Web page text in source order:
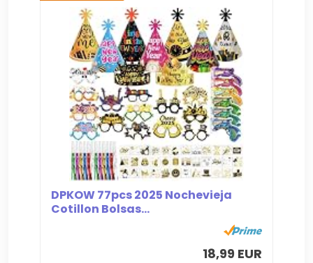
DPKOW 77pcs 2025 Nochevieja
Cotillon Bolsas...
18,99 EUR